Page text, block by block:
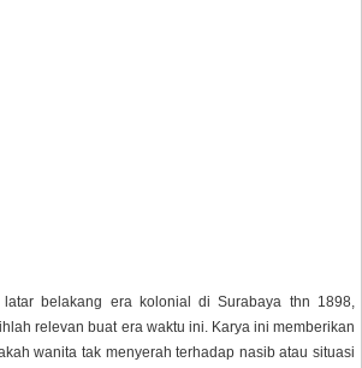
belakang era kolonial di Surabaya thn 1898,
relevan buat era waktu ini. Karya ini memberikan
wanita tak menyerah terhadap nasib atau situasi